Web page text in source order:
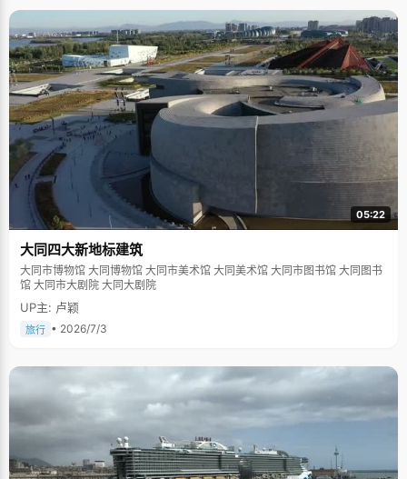
05:22
大同四大新地标建筑
大同市博物馆 大同博物馆 大同市美术馆 大同美术馆 大同市图书馆 大同图书
馆 大同市大剧院 大同大剧院
UP主: 卢颖
旅行 • 2026/7/3